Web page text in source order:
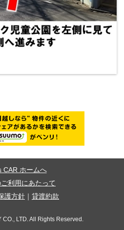
CAR ホームへ
利用にあたって
護方針
貸渡約款
CO., LTD. All Rights Reserved.